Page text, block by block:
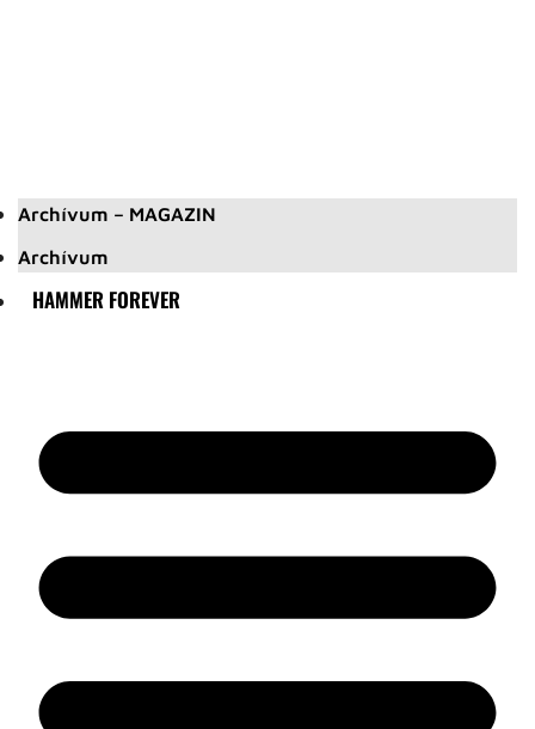
Archívum – MAGAZIN
Archívum
HAMMER FOREVER